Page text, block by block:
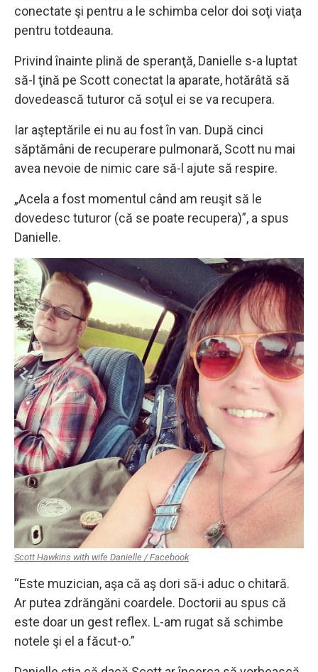
conectate şi pentru a le schimba celor doi soţi viaţa
pentru totdeauna.
Privind înainte plină de speranţă, Danielle s-a luptat
să-l ţină pe Scott conectat la aparate, hotărâtă să
dovedească tuturor că soţul ei se va recupera.
Iar aşteptările ei nu au fost în van. După cinci
săptămâni de recuperare pulmonară, Scott nu mai
avea nevoie de nimic care să-l ajute să respire.
„Acela a fost momentul când am reuşit să le
dovedesc tuturor (că se poate recupera)”, a spus
Danielle.
Scott Hawkins with wife Danielle / Facebook
“Este muzician, aşa că aş dori să-i aduc o chitară.
Ar putea zdrăngăni coardele. Doctorii au spus că
este doar un gest reflex. L-am rugat să schimbe
notele şi el a făcut-o.”